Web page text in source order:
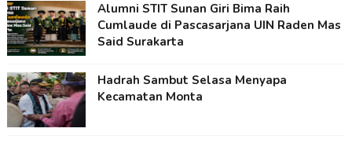
Alumni STIT Sunan Giri Bima Raih
Cumlaude di Pascasarjana UIN Raden Mas
Said Surakarta
Hadrah Sambut Selasa Menyapa
Kecamatan Monta